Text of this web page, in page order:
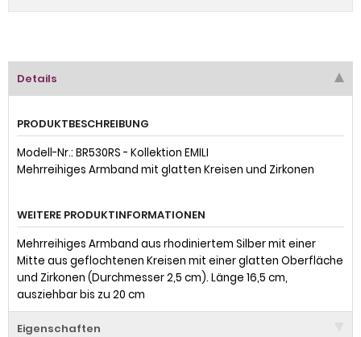
Details
PRODUKTBESCHREIBUNG
Modell-Nr.: BR530RS - Kollektion EMILI
Mehrreihiges Armband mit glatten Kreisen und Zirkonen
WEITERE PRODUKTINFORMATIONEN
Mehrreihiges Armband aus rhodiniertem Silber mit einer
Mitte aus geflochtenen Kreisen mit einer glatten Oberfläche
und Zirkonen (Durchmesser 2,5 cm). Länge 16,5 cm,
ausziehbar bis zu 20 cm
Eigenschaften